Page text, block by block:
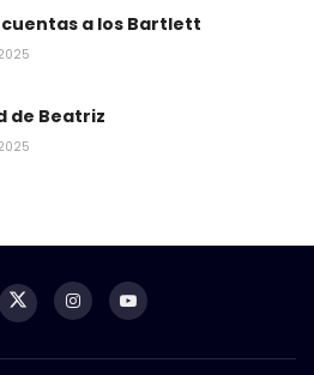
a los Bartlett
de Beatriz